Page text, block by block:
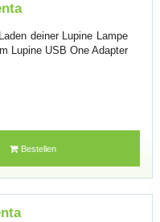
deiner Lupine Lampe
Lupine USB One Adapter
Bestellen